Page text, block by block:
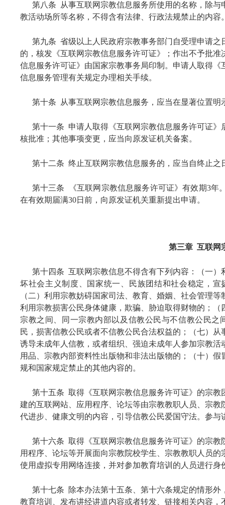
第八条 从事互联网宗教信息服务所使用的名称，除
教活动场所等名称，不得含有法律、行政法规禁止的内容
第九条 省级以上人民政府宗教事务部门自受理申请
的，核发《互联网宗教信息服务许可证》；作出不予批
信息服务许可证》由国家宗教事务局印制。申请人取得
信息服务管理有关规定办理相关手续。
第十条 从事互联网宗教信息服务，应当在显著位置
第十一条 申请人取得《互联网宗教信息服务许可证
核批准；其他事项变更，应当向原发证机关备案。
第十二条 终止互联网宗教信息服务的，应当自终止之
第十三条 《互联网宗教信息服务许可证》有效期3年
在有效期届满30日前，向原发证机关重新提出申请。
第三章 互联网
第十四条 互联网宗教信息不得含有下列内容：（一
坏社会主义制度、国家统一、民族团结和社会稳定，
（二）利用宗教妨碍国家司法、教育、婚姻、社会管理
利用宗教损害公民身体健康，欺骗、胁迫取得财物的；
宗教之间、同一宗教内部以及信教公民与不信教公民
民，损害信教公民或者不信教公民合法权益的；（七）
诱导未成年人信教，或者组织、强迫未成年人参加宗教
用品、宗教内部资料性出版物和非法出版物的；（十）
规和国家规定禁止的其他内容的。
第十五条 取得《互联网宗教信息服务许可证》的宗
建的互联网站、应用程序、论坛等由宗教教职人员、宗
代进步、健康文明的内容，引导信教公民爱国守法。参与
第十六条 取得《互联网宗教信息服务许可证》的宗
用程序、论坛等开展面向宗教院校学生、宗教教职人员
使用虚拟专用网络连接，并对参加教育培训的人员进行身
第十七条 除本办法第十五条、第十六条规定的情形
教育培训、发布讲经讲道内容或者转发、链接相关内容